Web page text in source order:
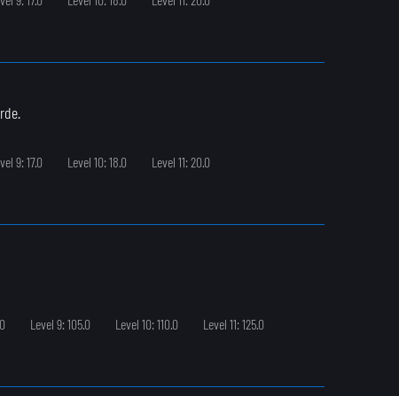
9: 17.0 Level 10: 18.0
Level 11: 20.0
Level 9: 105.0 Level 10: 110.0
Level 11: 125.0